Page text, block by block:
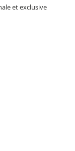
et exclusive